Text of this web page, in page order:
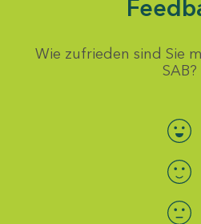
Wie zufrieden sind Sie
SAB?